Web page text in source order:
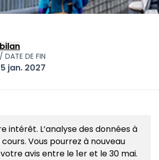
DATE DE FIN
jan. 2027
intérêt. L’analyse des données à
Vous pourrez à nouveau
avis entre le 1er et le 30 mai.